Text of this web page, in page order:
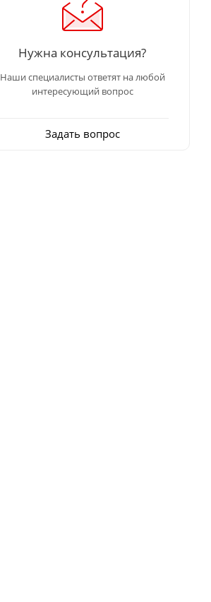
Нужна консультация?
Наши специалисты ответят на любой
интересующий вопрос
Задать вопрос